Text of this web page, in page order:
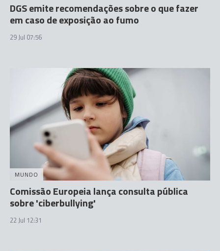
DGS emite recomendações sobre o que fazer
em caso de exposição ao fumo
29 Jul 07:56
MUNDO
Comissão Europeia lança consulta pública
sobre 'ciberbullying'
22 Jul 12:31